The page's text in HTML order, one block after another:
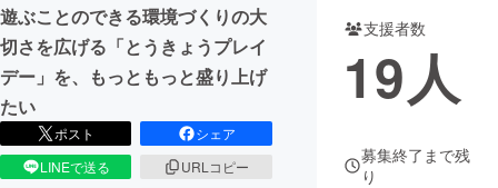
遊ぶことのできる環境づくりの大
切さを広げる「とうきょうプレイ
デー」を、もっともっと盛り上げ
たい
ポスト
シェア
LINEで送る
URLコピー
支援者数
19人
募集終了まで残
り